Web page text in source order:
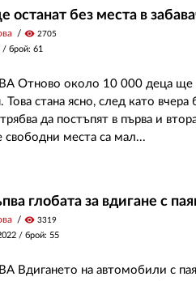
останат без места в
visibility 2705
/ брой: 61
около 10 000 деца ще
Това стана ясно, след като
да постъпят в първа и
свободни места са мал...
глобата за вдигане с
visibility 3319
/ брой: 55
на автомобили с